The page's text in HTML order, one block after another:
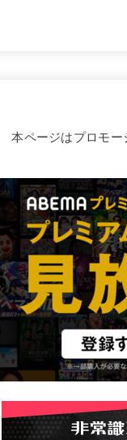
本ページはプロモー